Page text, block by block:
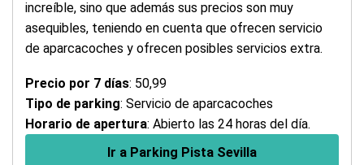
increíble, sino que además sus precios son muy
asequibles, teniendo en cuenta que ofrecen servicio
de aparcacoches y ofrecen posibles servicios extra.
Precio por 7 días: 50,99
Tipo de parking: Servicio de aparcacoches
Horario de apertura: Abierto las 24 horas del día.
Ir a Parking Pista Sevilla